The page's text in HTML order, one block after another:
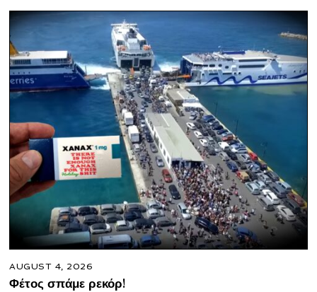
AUGUST 4, 2026
Φέτος σπάμε ρεκόρ!